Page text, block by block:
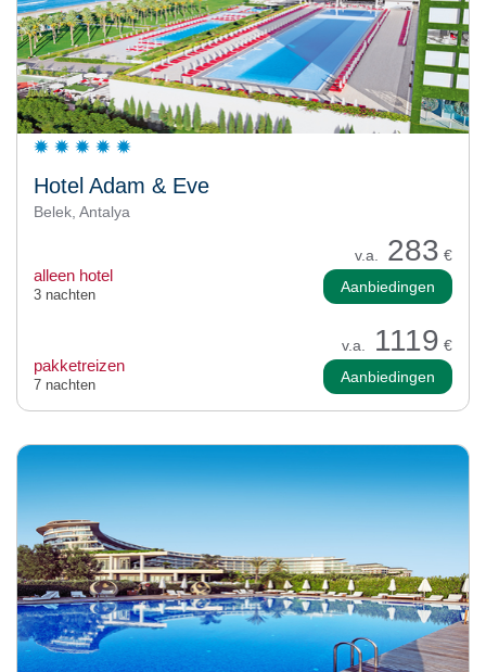
Hotel Adam & Eve
Belek, Antalya
v.a. 283 €
alleen hotel
3 nachten Aanbiedingen
v.a. 1119 €
pakketreizen
7 nachten Aanbiedingen